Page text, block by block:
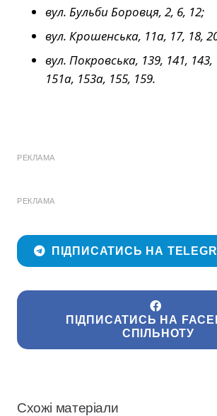
вул. Бульби Боровця, 2, 6, 12;
вул. Крошенська, 11а, 17, 18,
вул. Покровська, 139, 141, 143,
151а, 153а, 155, 159.
РЕКЛАМА
РЕКЛАМА
ПІДПИСАТИСЬ НА
ПІДПИСАТИСЬ НА
СПІЛЬНОТУ
Схожі матеріали